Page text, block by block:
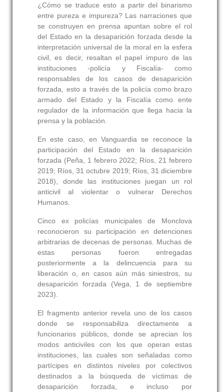
¿Cómo se traduce esto a partir del binarismo
entre pureza e impureza? Las narraciones que
se construyen en prensa apuntan sobre el rol
del Estado en la desaparición forzada desde la
interpretación universal de la moral en la esfera
civil, es decir, resaltan el papel impuro de las
instituciones -policía y Fiscalía- como
responsables de los casos de desaparición
forzada, esto a través de la policía como brazo
armado del Estado y la Fiscalía como ente
regulador de la información que llega hacia la
prensa y la población.
En este caso, en Vanguardia se reconoce la
participación del Estado en la desaparición
forzada (Peña, 1 febrero 2022; Ríos, 21 febrero
2019; Ríos, 31 octubre 2019; Ríos, 31 diciembre
2018), donde las instituciones juegan un rol
anticivil al violentar o vulnerar Derechos
Humanos.
Cinco ex policías municipales de Monclova
reconocieron su participación en detenciones
arbitrarias de decenas de personas. Muchas de
estas personas fueron entregadas
posteriormente a la delincuencia para su
liberación o, en casos aún más siniestros, su
desaparición forzada (Vega, 1 de septiembre
2023).
El fragmento anterior revela uno de los casos
donde se responsabiliza directamente a
funcionarios públicos, donde se aprecian los
modos anticiviles con los que operan estas
instituciones, las cuales son señaladas como
partícipes en distintos niveles por colectivos
destinados a la búsqueda de víctimas de
desaparición forzada, e incluso por